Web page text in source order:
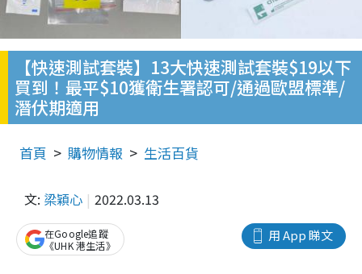
【快速測試套裝】13大快速測試套裝$19以下
買到！最平$10獲衛生署認可/通過歐盟標準/
潛伏期適用
首頁 購物情報 生活百貨
文: 梁穎心 2022.03.13
用 App 睇文
在Google追蹤
《UHK 港生活》